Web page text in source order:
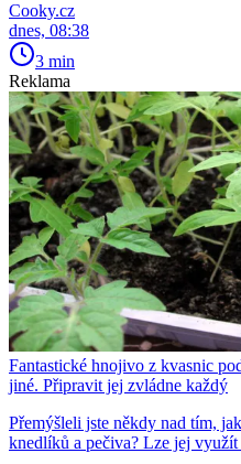
Cooky.cz
dnes, 08:38
3 min
Reklama
Fantastické hnojivo z kvasnic
jiné. Připravit jej zvládne každý
Přemýšleli jste někdy nad tím,
knedlíků a pečiva? Lze jej